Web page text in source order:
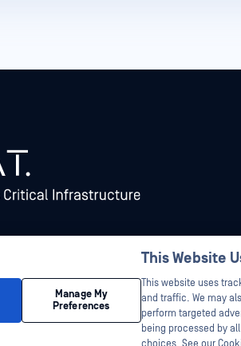
This Website
This website uses
and traffic. We may
perform targeted
being processed by
Manage My
Preferences